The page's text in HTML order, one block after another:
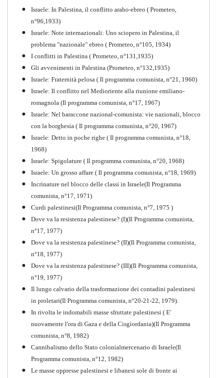
Storia della Sinistra
Comunista V
Perchè la Russia non era
comunista
Quaderno n°10
Israele: In Palestina, il conflitto arabo-ebreo ( Prometeo,
n°96,1933)
Israele: Note internazionali: Uno sciopero in Palestina, il
problema "nazionale" ebreo ( Prometeo, n°105, 1934)
I conflitti in Palestina ( Prometeo, n°131,1935)
Gli avvenimenti in Palestina (Prometeo, n°132,1935)
Israele: Fraternità pelosa ( Il programma comunista, n°21, 1960)
Israele: Il conflitto nel Medioriente alla riunione emiliano-
romagnola (Il programma comunista, n°17, 1967)
Israele: Nel baraccone nazional-comunista: vie nazionali, blocco
con la borghesia ( Il programma comunista, n°20, 1967)
Israele: Detto in poche righe ( Il programma comunista, n°18,
1968)
Israele: Spigolature ( Il programma comunista, n°20, 1968)
Israele: Un grosso affare ( Il programma comunista, n°18, 1969)
Incrinature nel blocco delle classi in Israele(Il Programma
comunista, n°17, 1971)
Curdi palestinesi(Il Programma comunista, n°7, 1975 )
Dove va la resistenza palestinese? (I)(Il Programma comunista,
n°17, 1977)
Dove va la resistenza palestinese? (II)(Il Programma comunista,
n°18, 1977)
Dove va la resistenza palestinese? (III)(Il Programma comunista,
n°19, 1977)
Il lungo calvario della trasformazione dei contadini palestinesi
in proletari(Il Programma comunista, n°20-21-22, 1979).
In rivolta le indomabili masse sfruttate palestinesi ( E'
nuovamente l'ora di Gaza e della Cisgiordania)(Il Programma
comunista, n°8, 1982)
Cannibalismo dello Stato colonialmercenario di Israele(Il
Programma comunista, n°12, 1982)
Le masse oppresse palestinesi e libanesi sole di fronte ai